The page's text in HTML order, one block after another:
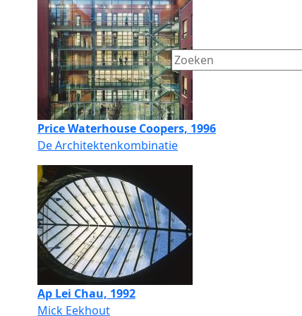
Price Waterhouse Coopers, 1996
De Architektenkombinatie
Ap Lei Chau, 1992
Mick Eekhout